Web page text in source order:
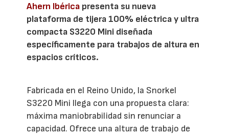
Ahern Ibérica presenta su nueva
plataforma de tijera 100% eléctrica y ultra
compacta S3220 Mini diseñada
específicamente para trabajos de altura en
espacios críticos.
Fabricada en el Reino Unido, la Snorkel
S3220 Mini llega con una propuesta clara:
máxima maniobrabilidad sin renunciar a
capacidad. Ofrece una altura de trabajo de